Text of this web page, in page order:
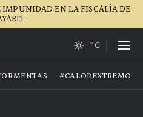
IMPUNIDAD EN LA FISCALÍA DE
--°C
#CALOREXTREMO